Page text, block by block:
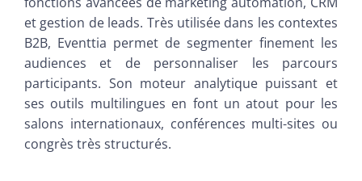
et gestion de leads. Très utilisée dans les contextes
B2B, Eventtia permet de segmenter finement les
audiences et de personnaliser les parcours
participants. Son moteur analytique puissant et
ses outils multilingues en font un atout pour les
salons internationaux, conférences multi-sites ou
congrès très structurés.